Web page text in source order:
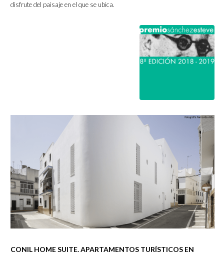
disfrute del paisaje en el que se ubica.
CONIL HOME SUITE. APARTAMENTOS TURÍSTICOS EN